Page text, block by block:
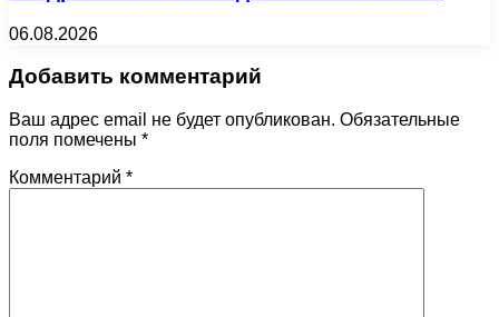
06.08.2026
Добавить комментарий
Ваш адрес email не будет опубликован. Обязательные
поля помечены *
Комментарий *